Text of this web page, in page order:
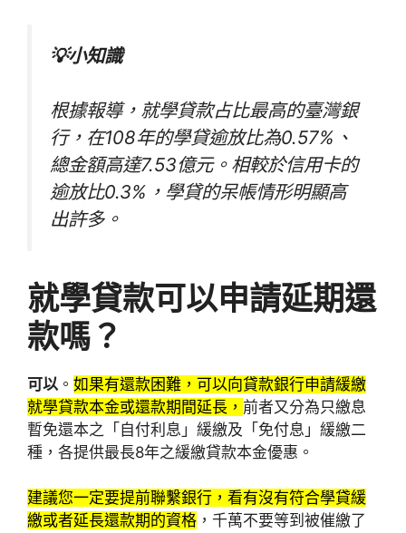
💡小知識
根據報導，就學貸款占比最高的臺灣銀
行，在108年的學貸逾放比為0.57%、
總金額高達7.53億元。相較於信用卡的
逾放比0.3%，學貸的呆帳情形明顯高
出許多。
就學貸款可以申請延期還
款嗎？
可以 。 如果有還款困難，可以向貸款銀行申請緩繳
就學貸款本金或還款期間延長， 前者又分為只繳息
暫免還本之「自付利息」緩繳及「免付息」緩繳二
種，各提供最長8年之緩繳貸款本金優惠。
建議您一定要提前聯繫銀行，看有沒有符合學貸緩
繳或者延長還款期的資格 ，千萬不要等到被催繳了